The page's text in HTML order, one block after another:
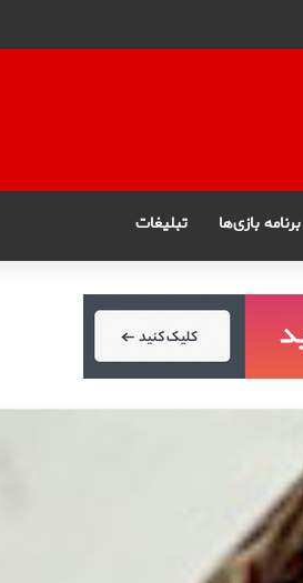
برنامه بازی‌ها تبلیغات